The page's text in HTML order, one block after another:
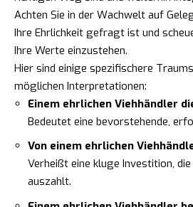
Achten Sie in der Wachwelt auf
Ihre Ehrlichkeit gefragt ist und
Ihre Werte einzustehen.
Hier sind einige spezifischere
möglichen Interpretationen:
Einem ehrlichen Viehhändler
Bedeutet eine bevorstehende,
Von einem ehrlichen
Verheißt eine kluge Investition,
auszahlt.